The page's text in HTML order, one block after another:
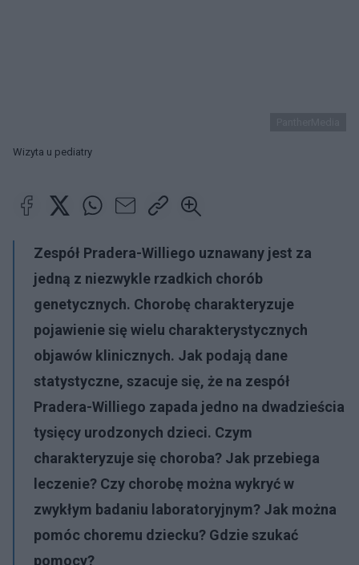
Wizyta u pediatry
Zespół Pradera-Williego uznawany jest za
jedną z niezwykle rzadkich chorób
genetycznych. Chorobę charakteryzuje
pojawienie się wielu charakterystycznych
objawów klinicznych. Jak podają dane
statystyczne, szacuje się, że na zespół
Pradera-Williego zapada jedno na dwadzieścia
tysięcy urodzonych dzieci. Czym
charakteryzuje się choroba? Jak przebiega
leczenie? Czy chorobę można wykryć w
zwykłym badaniu laboratoryjnym? Jak można
pomóc choremu dziecku? Gdzie szukać
pomocy?